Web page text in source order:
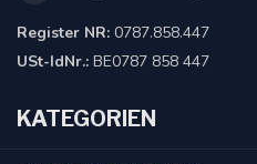
Register NR: 0787.858.447
USt-IdNr.: BE0787 858 447
KATEGORIEN